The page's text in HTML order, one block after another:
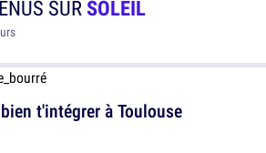
SURSOLEIL
t'intégrer à Toulouse